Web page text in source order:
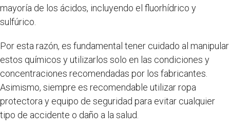
mayoría de los ácidos, incluyendo el fluorhídrico y
sulfúrico.
Por esta razón, es fundamental tener cuidado al manipular
estos químicos y utilizarlos solo en las condiciones y
concentraciones recomendadas por los fabricantes.
Asimismo, siempre es recomendable utilizar ropa
protectora y equipo de seguridad para evitar cualquier
tipo de accidente o daño a la salud.